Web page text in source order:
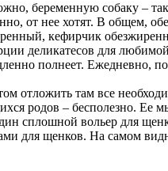
беременную собаку –
от нее хотят. В общем, обе
кефирчик
деликатесов для
полнеет. Ежедневно,
отложить там все
родов – бесполезно. Ее
сплошной вольер для
для щенков. На самом